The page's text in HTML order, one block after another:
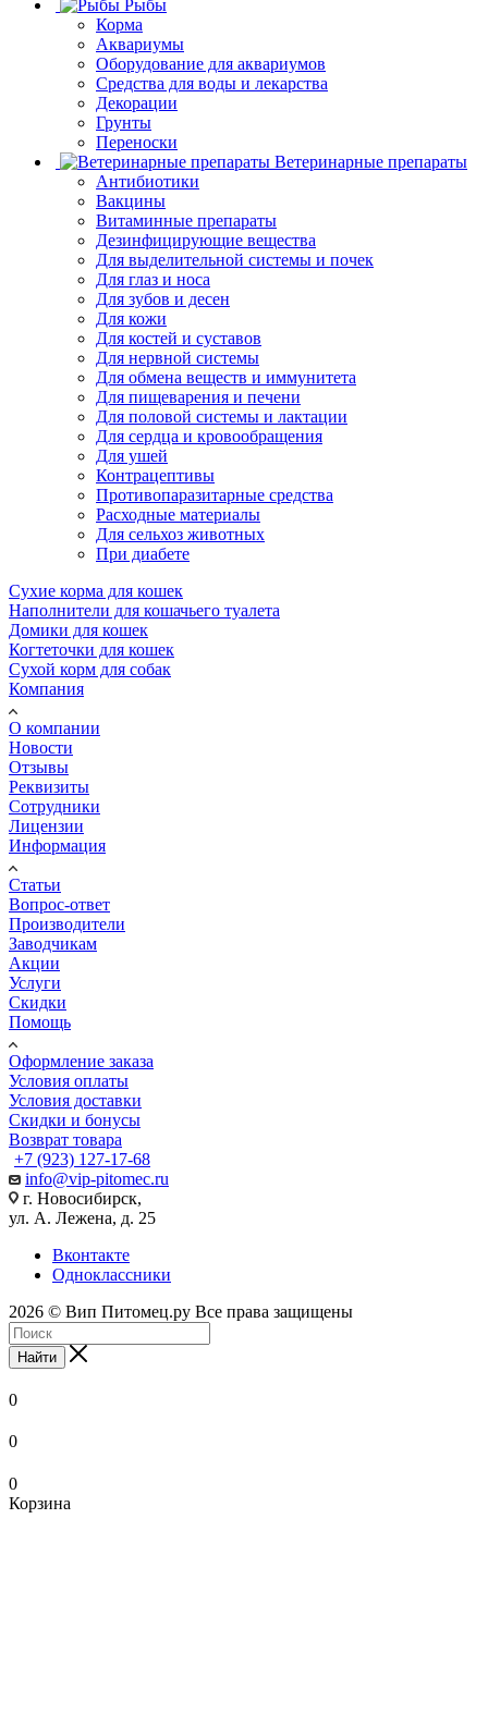
Рыбы
Корма
Аквариумы
Оборудование для аквариумов
Средства для воды и лекарства
Декорации
Грунты
Переноски
Ветеринарные препараты
Антибиотики
Вакцины
Витаминные препараты
Дезинфицирующие вещества
Для выделительной системы и почек
Для глаз и носа
Для зубов и десен
Для кожи
Для костей и суставов
Для нервной системы
Для обмена веществ и иммунитета
Для пищеварения и печени
Для половой системы и лактации
Для сердца и кровообращения
Для ушей
Контрацептивы
Противопаразитарные средства
Расходные материалы
Для сельхоз животных
При диабете
Сухие корма для кошек
Наполнители для кошачьего туалета
Домики для кошек
Когтеточки для кошек
Сухой корм для собак
Компания
О компании
Новости
Отзывы
Реквизиты
Сотрудники
Лицензии
Информация
Статьи
Вопрос-ответ
Производители
Заводчикам
Акции
Услуги
Скидки
Помощь
Оформление заказа
Условия оплаты
Условия доставки
Скидки и бонусы
Возврат товара
+7 (923) 127-17-68
info@vip-pitomec.ru
г. Новосибирск,
ул. А. Лежена, д. 25
Вконтакте
Одноклассники
2026 © Вип Питомец.ру Все права защищены
Найти
0
0
0
Корзина